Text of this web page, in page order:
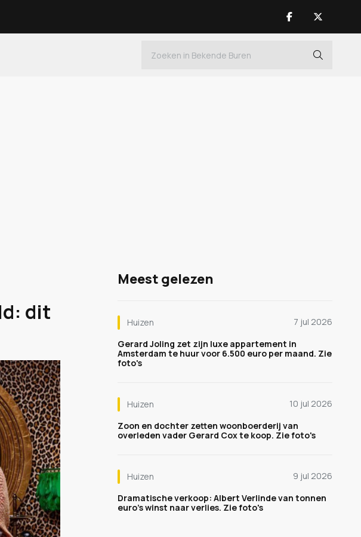
dit
Meest gelezen
Huizen
7 jul 2026
Gerard Joling zet zijn luxe appartement in
Amsterdam te huur voor 6.500 euro per maand. Zie
foto's
Huizen
10 jul 2026
Zoon en dochter zetten woonboerderij van
overleden vader Gerard Cox te koop. Zie foto's
Huizen
9 jul 2026
Dramatische verkoop: Albert Verlinde van tonnen
euro's winst naar verlies. Zie foto's